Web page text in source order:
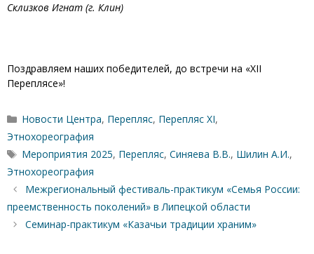
Склизков Игнат (г. Клин)
Поздравляем наших победителей, до встречи на «XII
Переплясе»!
Рубрики
Новости Центра, Перепляс, Перепляс XI,
Этнохореография
Метки
Мероприятия 2025, Перепляс,Синяева В.В., Шилин А.И.,
Этнохореография
Межрегиональный фестиваль-практикум «Семья России:
преемственность поколений» в Липецкой области
Семинар-практикум «Казачьи традиции храним»